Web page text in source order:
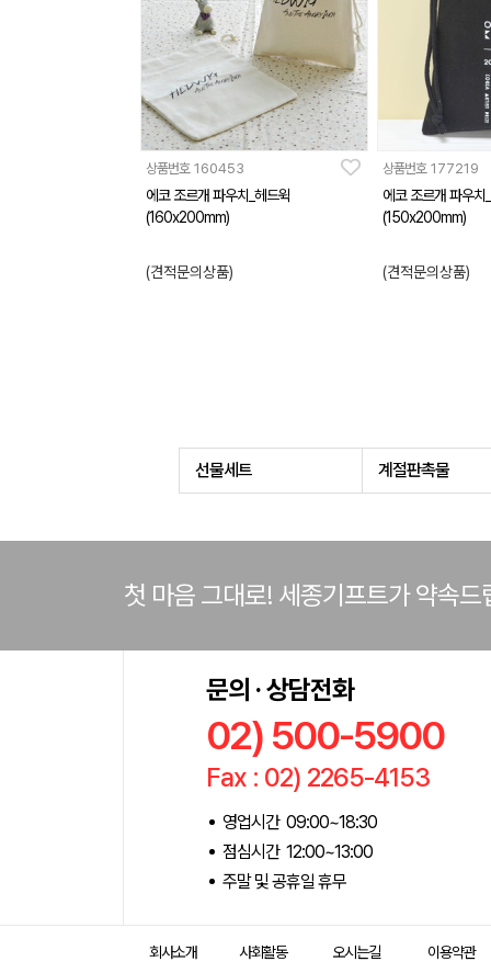
상품번호 160453
에코 조르개 파우치_헤드윅
(160x200mm)
(견적문의상품)
상품번호 177219
에코 조르개 파우치
(150x200mm)
(견적문의상품)
선물세트 계절판촉물
첫 마음 그대로! 세종기프트가 약속드
문의 · 상담전화
02) 500-5900
Fax : 02) 2265-4153
영업시간 09:00~18:30
점심시간 12:00~13:00
주말 및 공휴일 휴무
회사소개 사회활동 오시는길 이용약관